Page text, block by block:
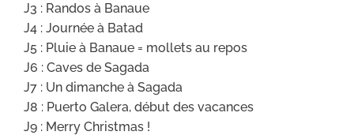
J3 : Randos à Banaue
J4 : Journée à Batad
J5 : Pluie à Banaue = mollets au repos
J6 : Caves de Sagada
J7 : Un dimanche à Sagada
J8 : Puerto Galera, début des vacances
J9 : Merry Christmas !